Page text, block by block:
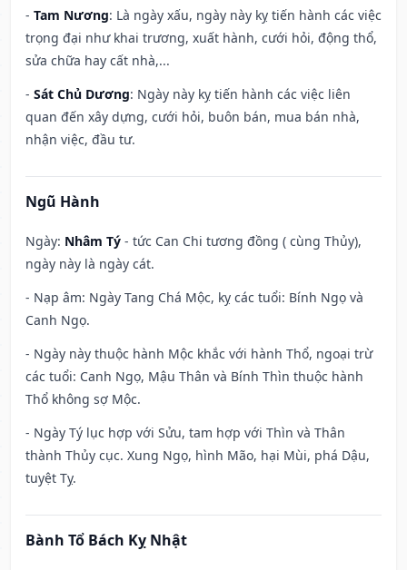
- Tam Nương: Là ngày xấu, ngày này kỵ tiến hành các việc
trọng đại như khai trương, xuất hành, cưới hỏi, động thổ,
sửa chữa hay cất nhà,...
- Sát Chủ Dương: Ngày này kỵ tiến hành các việc liên
quan đến xây dựng, cưới hỏi, buôn bán, mua bán nhà,
nhận việc, đầu tư.
Ngũ Hành
Ngày: Nhâm Tý - tức Can Chi tương đồng ( cùng Thủy),
ngày này là ngày cát.
- Nạp âm: Ngày Tang Chá Mộc, kỵ các tuổi: Bính Ngọ và
Canh Ngọ.
- Ngày này thuộc hành Mộc khắc với hành Thổ, ngoại trừ
các tuổi: Canh Ngọ, Mậu Thân và Bính Thìn thuộc hành
Thổ không sợ Mộc.
- Ngày Tý lục hợp với Sửu, tam hợp với Thìn và Thân
thành Thủy cục. Xung Ngọ, hình Mão, hại Mùi, phá Dậu,
tuyệt Tỵ.
Bành Tổ Bách Kỵ Nhật